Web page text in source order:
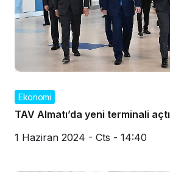
Ekonomi
TAV Almatı’da yeni terminali açtı
1 Haziran 2024 - Cts - 14:40